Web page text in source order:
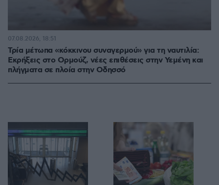
Τρία μέτωπα «κόκκινου συναγερμού» για τη ναυτιλία:
Εκρήξεις στο Ορμούζ, νέες επιθέσεις στην Υεμένη και
πλήγματα σε πλοία στην Οδησσό
07.08.2026, 18:51